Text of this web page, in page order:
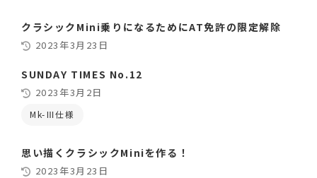
クラシックMini乗りになるためにAT免許の限定解除
2023年3月23日
SUNDAY TIMES No.12
2023年3月2日
Mk-Ⅲ仕様
思い描くクラシックMiniを作る！
2023年3月23日